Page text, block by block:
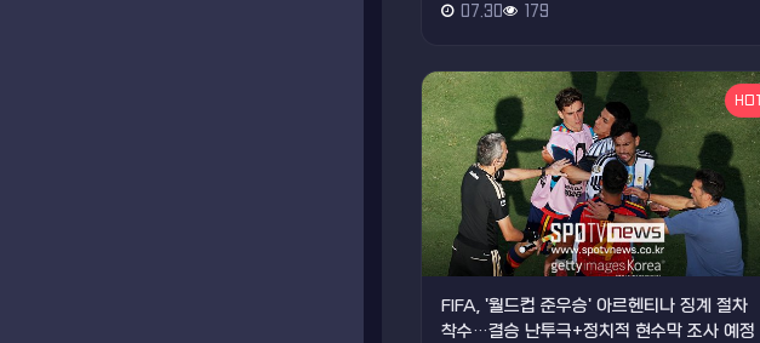
07.30 179
HOT
FIFA, '월드컵 준우승' 아르헨티나 징계 절차
착수…결승 난투극+정치적 현수막 조사 예정